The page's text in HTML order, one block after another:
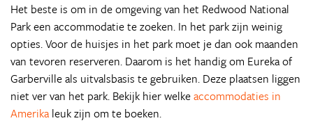
Het beste is om in de omgeving van het Redwood National
Park een accommodatie te zoeken. In het park zijn weinig
opties. Voor de huisjes in het park moet je dan ook maanden
van tevoren reserveren. Daarom is het handig om Eureka of
Garberville als uitvalsbasis te gebruiken. Deze plaatsen liggen
niet ver van het park. Bekijk hier welkeaccommodaties in
Amerika leuk zijn om te boeken.